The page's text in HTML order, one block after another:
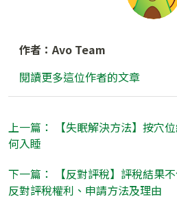
作者：Avo Team
閱讀更多這位作者的文章
上一篇： 【失眠解決方法】按穴
何入睡
下一篇： 【反對評稅】評稅結果
反對評稅權利、申請方法及理由